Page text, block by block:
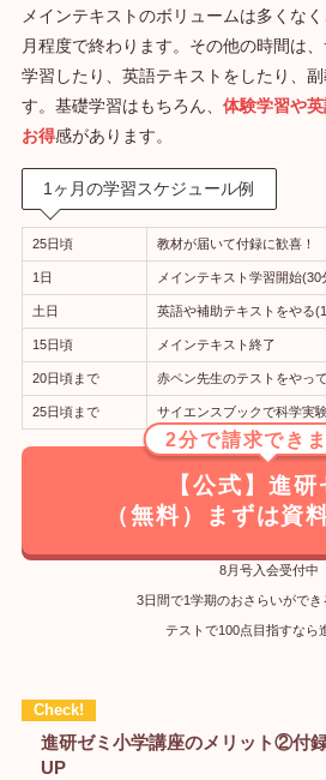
メインテキストのボリュームは多くな
月程度で終わります。その他の時間は
学習したり、英語テキストをしたり、
す。基礎学習はもちろん、 体験学習や
お得感があります。
1ヶ月の学習スケジュール例
25日頃 教材が届いて付録に歓喜！
1日 メインテキスト学習開始(30
土日 英語や補助テキストをやる
15日頃 メインテキスト終了
20日頃まで 赤ペン先生のテストをやっ
25日頃まで サイエンスブックで科学実
2分で請求できま
【公式】進研
（無料）まずは資
8月号入会受付中
3日間で1学期のおさらいができ
テストで100点目指すなら
進研ゼミ小学講座のメリット②付
UP